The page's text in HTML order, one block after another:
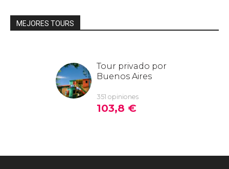
MEJORES TOURS